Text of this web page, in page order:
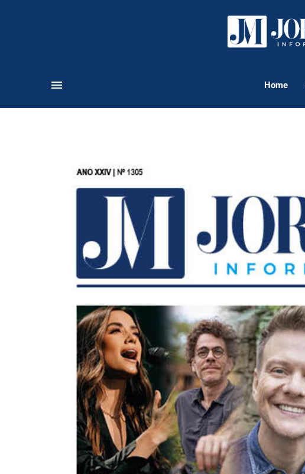
Home